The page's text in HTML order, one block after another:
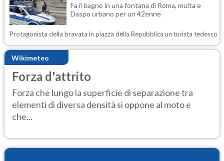
Fa il bagno in una fontana di Roma, multa e
Daspo urbano per un 42enne
Protagonista della bravata in piazza della Repubblica un turista tedesco
Wikimeteo
Forza d'attrito
Forza che lungo la superficie di separazione tra
elementi di diversa densità si oppone al moto e
che...